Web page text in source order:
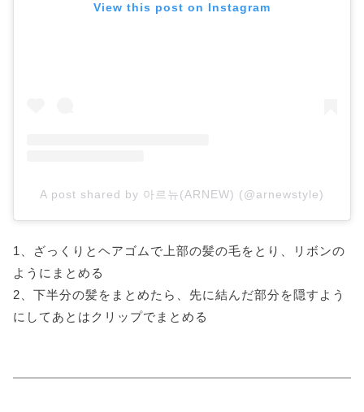
View this post on Instagram
A post shared by 아르뉴(ARNEW) (@arnewstyle)
1、ざっくりとヘアゴムで上部の髪の毛をとり、リボンの
ようにまとめる
2、下半分の髪をまとめたら、先に結んだ部分を隠すよう
にしてあとはクリップでまとめる